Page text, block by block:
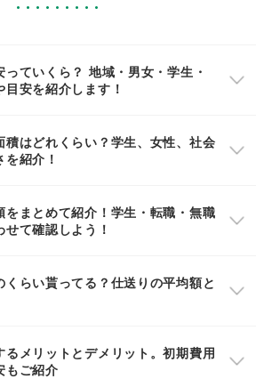
ていくら？ 地域・男女・学生・
安を紹介します！
積はどれくらい？学生、女性、社会
紹介！
をまとめて紹介！学生・転職・無職
て確認しよう！
くらい貰ってる？仕送りの平均額と
るメリットとデメリット。初期費用
もご紹介